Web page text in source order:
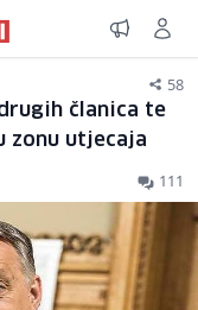
58
članica te
zonu utjecaja
111